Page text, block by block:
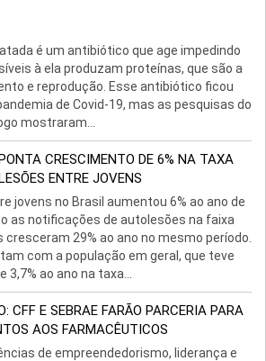
é um antibiótico que age impedindo
à ela produzam proteínas, que são a
e reprodução. Esse antibiótico ficou
de Covid-19, mas as pesquisas do
mostraram...
CRESCIMENTO DE 6% NA TAXA
ENTRE JOVENS
jovens no Brasil aumentou 6% ao ano de
as notificações de autolesões na faixa
cresceram 29% ao ano no mesmo período.
com a população em geral, que teve
ao ano na taxa...
CFF E SEBRAE FARÃO PARCERIA PARA
AOS FARMACÊUTICOS
de empreendedorismo, liderança e